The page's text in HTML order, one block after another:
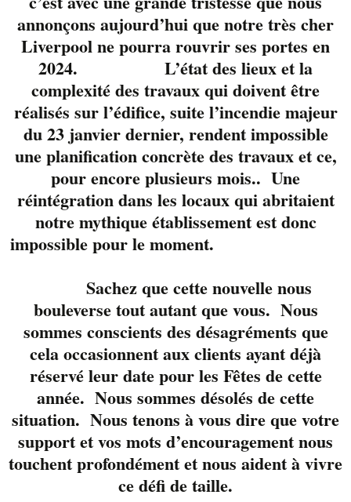
Trio bien connu en
région, Anick
Turgeon, Rock Plourde
et Jean Gagné nous
présentent un large
répertoire. Voix,
guitare, basse et
saxophone se marient
à merveille pour
agrémenter votre fin
annonçons aujourd’hui que notre très cher
Liverpool ne pourra rouvrir ses portes en
2024. L’état des lieux et la
complexité des travaux qui doivent être
réalisés sur l’édifice, suite l’incendie majeur
du 23 janvier dernier, rendent impossible
une planification concrète des travaux et ce,
pour encore plusieurs mois.. Une
réintégration dans les locaux qui abritaient
notre mythique établissement est donc
impossible pour le moment.
Sachez que cette nouvelle nous
bouleverse tout autant que vous. Nous
sommes conscients des désagréments que
cela occasionnent aux clients ayant déjà
réservé leur date pour les Fêtes de cette
année. Nous sommes désolés de cette
situation. Nous tenons à vous dire que votre
support et vos mots d’encouragement nous
touchent profondément et nous aident à vivre
ce défi de taille.